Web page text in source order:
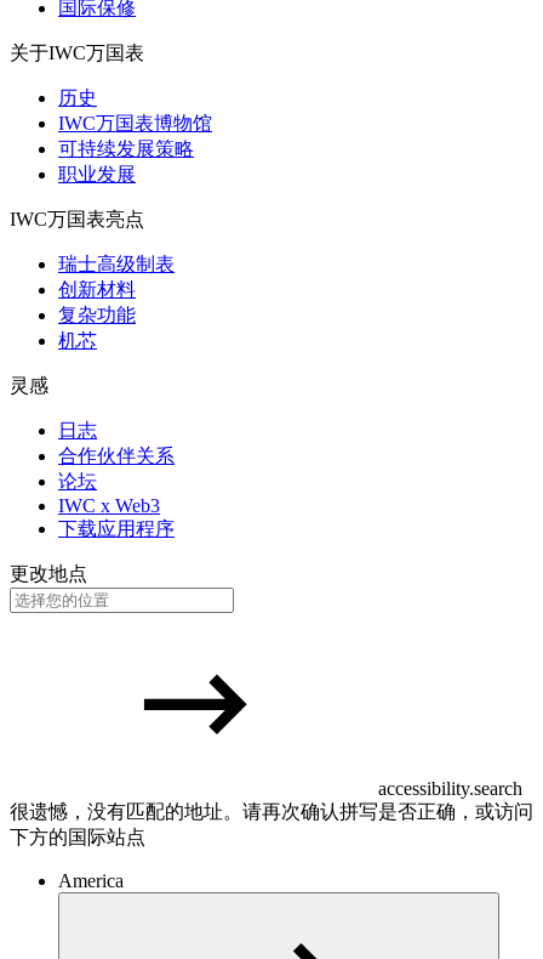
国际保修
关于IWC万国表
历史
IWC万国表博物馆
可持续发展策略
职业发展
IWC万国表亮点
瑞士高级制表
创新材料
复杂功能
机芯
灵感
日志
合作伙伴关系
论坛
IWC x Web3
下载应用程序
更改地点
accessibility.search
很遗憾，没有匹配的地址。请再次确认拼写是否正确，或访问
下方的国际站点
America